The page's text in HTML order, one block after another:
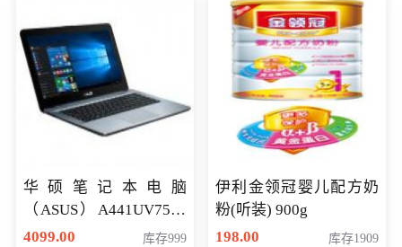
华硕笔记本电脑
（ASUS）A441UV7500
顽石（7代i7-7500U 4G
4099.00 库存999
伊利金领冠婴儿配方奶
粉(听装) 900g
198.00
库存1909